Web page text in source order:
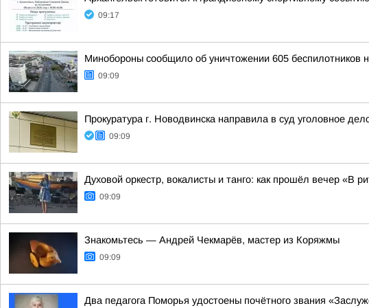
09:17
Минобороны сообщило об уничтожении 605 беспилотников
09:09
Прокуратура г. Новодвинска направила в суд уголовное
09:09
Духовой оркестр, вокалисты и танго: как прошёл вечер «В
09:09
Знакомьтесь — Андрей Чекмарёв, мастер из Коряжмы
09:09
Два педагога Поморья удостоены почётного звания